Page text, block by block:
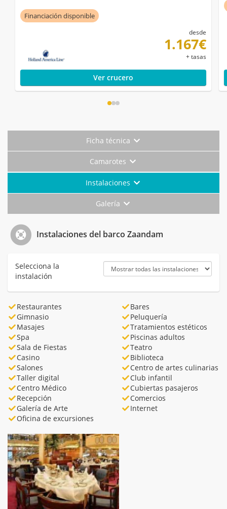
Financiación disponible
desde
1.167€
+ tasas
Ver crucero
Ficha técnica
Camarotes
Instalaciones
Galería
Instalaciones del barco Zaandam
Selecciona la
instalación
Restaurantes
Bares
Gimnasio
Peluquería
Masajes
Tratamientos estéticos
Spa
Piscinas adultos
Sala de Fiestas
Teatro
Casino
Biblioteca
Salones
Centro de artes culinarias
Taller digital
Club infantil
Centro Médico
Cubiertas pasajeros
Recepción
Comercios
Galería de Arte
Internet
Oficina de excursiones